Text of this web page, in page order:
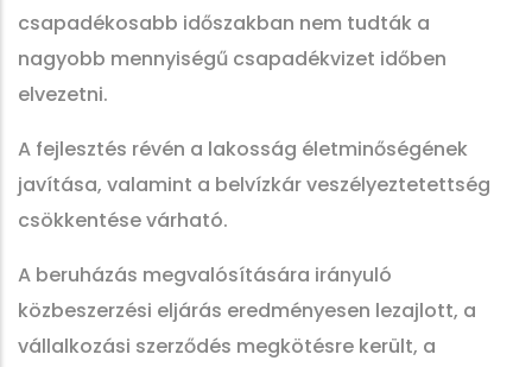
csapadékosabb időszakban nem tudták a
nagyobb mennyiségű csapadékvizet időben
elvezetni.
A fejlesztés révén a lakosság életminőségének
javítása, valamint a belvízkár veszélyeztetettség
csökkentése várható.
A beruházás megvalósítására irányuló
közbeszerzési eljárás eredményesen lezajlott, a
vállalkozási szerződés megkötésre került, a